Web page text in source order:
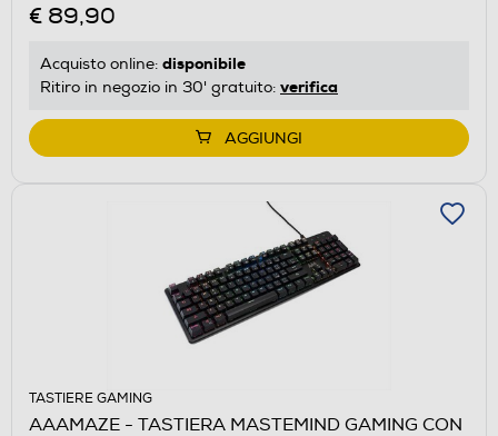
€ 89,90
Acquisto online: disponibile
Ritiro in negozio in 30' gratuito: verifica
AGGIUNGI
TASTIERE GAMING
AAAMAZE - TASTIERA MASTEMIND GAMING CON